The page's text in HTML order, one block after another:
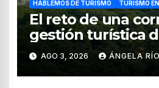
HABLEMOS DE TURISMO TURISMO
El reto de una
gestión turística
de Pomac (en
AGO 3, 2026 ÁNGELA